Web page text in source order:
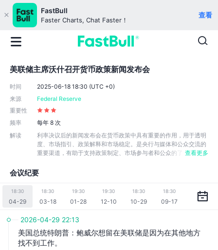
FastBull
Faster Charts, Chat Faster！
查看
美联储主席沃什召开货币政策新闻发布会
时间
2025-06-18 18:30 (UTC +0)
来源
Federal Reserve
重要性
频率
每年 8 次
解读
查看更多
利率决议后的新闻发布会在货币政策中具有重要的作用，用于透明
度、市场指引、政策解释和市场稳定。是央行与媒体和公众交流的
重要渠道，有助于支持政策制定、市场参与者和公众的了
决策的背后原因、政策方向和经济分析，同时提供了官员们对未来
定与市场预期不符时，可以让公众更好地理解央行的政策思路。
会议纪要
18:30
04-29
18:30
03-18
19:30
01-28
19:30
12-10
18:30
10-29
18:30
09-17
2026-04-29 22:13
美国总统特朗普：鲍威尔想留在美联储是因为在其他地方
找不到工作。